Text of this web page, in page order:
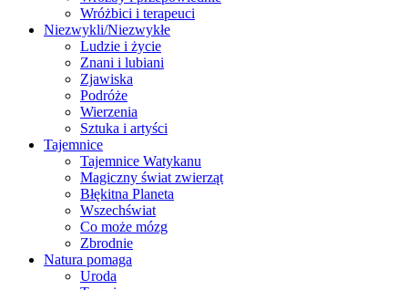
Wróżbici i terapeuci
Niezwykli/Niezwykłe
Ludzie i życie
Znani i lubiani
Zjawiska
Podróże
Wierzenia
Sztuka i artyści
Tajemnice
Tajemnice Watykanu
Magiczny świat zwierząt
Błękitna Planeta
Wszechświat
Co może mózg
Zbrodnie
Natura pomaga
Uroda